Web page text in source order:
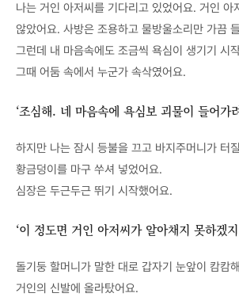
나는 거인 아저씨를 기다리고 있었어요. 거인 아
않았어요. 사방은 조용하고 물방울소리만 가끔
그런데 내 마음속에도 조금씩 욕심이 생기기 시
그때 어둠 속에서 누군가 속삭였어요.
‘조심해. 네 마음속에 욕심보 괴물이 들어가
하지만 나는 잠시 등불을 끄고 바지주머니가 터
황금덩이를 마구 쑤셔 넣었어요.
심장은 두근두근 뛰기 시작했어요.
‘이 정도면 거인 아저씨가 알아채지 못하겠지
돌기둥 할머니가 말한 대로 갑자기 눈앞이 캄캄
거인의 신발에 올라탔어요.